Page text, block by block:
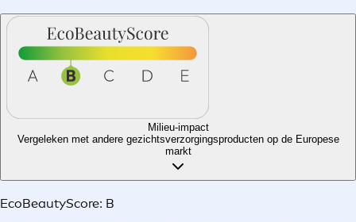
Milieu-impact
Vergeleken met andere gezichtsverzorgingsproducten op de Europese
markt
EcoBeautyScore: B